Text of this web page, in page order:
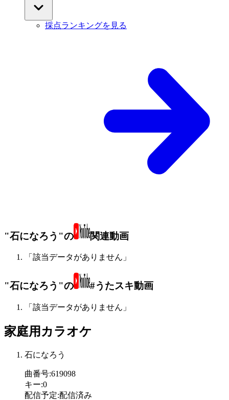
採点ランキングを見る
"石になろう"の 関連動画
「該当データがありません」
"石になろう"の #うたスキ動画
「該当データがありません」
家庭用カラオケ
石になろう
曲番号:619098
キー:0
配信予定:配信済み